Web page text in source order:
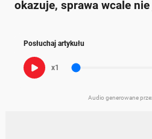
okazuje, sprawa wcale
Posłuchaj artykułu
x1
Audio generowane